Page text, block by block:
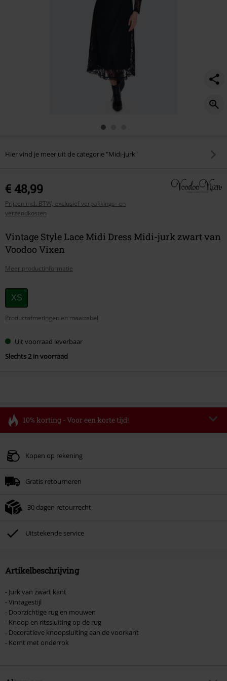
Hier vind je meer uit de categorie "Midi-jurk"
€ 48,99
Prijzen incl. BTW, exclusief verpakkings- en
verzendkosten
Vintage Style Lace Midi Dress Midi-jurk zwart van
Voodoo Vixen
Meer productinformatie
Kies
je
maat
XS
Productafmetingen en maattabel
Uit voorraad leverbaar
Slechts 2 in voorraad
10% korting - Voor een korte tijd!
Geldig t/m 11-08-2026
Zodra je de code hebt ingevoerd, wordt de korting automatisch verrekend in
Kan niet gecombineerd worden met andere kortingscodes. Boeken, media,
Toten Hosen, Metality, cadeaubonnen en artikelen met een inbegrepen
donatie zijn uitgesloten van de korting.
Kopen op rekening
Gratis retourneren
30 dagen retourrecht
Uitstekende service
Artikelbeschrijving
- Jurk van zwart kant
- Vintagestijl
- Doorzichtige rug en mouwen
- Knoop en ritssluiting op de rug
- Decoratieve knoopsluiting aan de voorkant
- Komt met onderrok